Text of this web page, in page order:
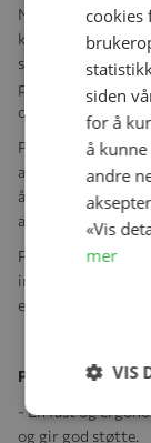
Natural Curve™
komfort og en jevn
skålformet design
posisjon, noe som
også den
Puten er utviklet
av ammende
år med
ammende mødre.
Produktet
innovative
ergonomiske for
- En fast og
og gir god støtte.
cookies
siden
for å
å
andre
«Vis
mer
VIS